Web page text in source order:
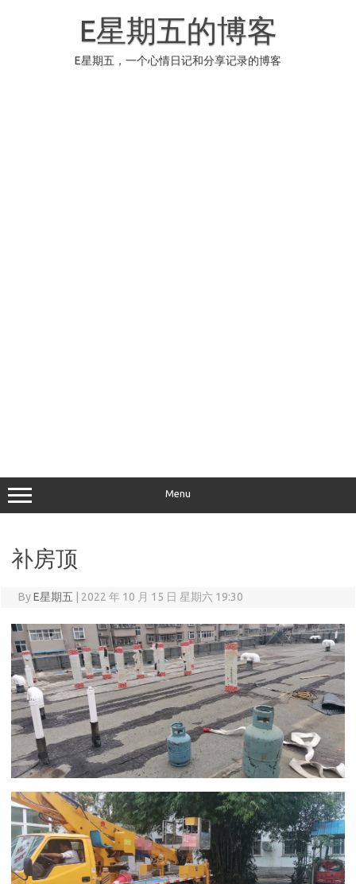
E星期五的博客
E星期五，一个心情日记和分享记录的博客
Menu
补房顶
ByE星期五 2022 年 10 月 15 日 星期六 19:30